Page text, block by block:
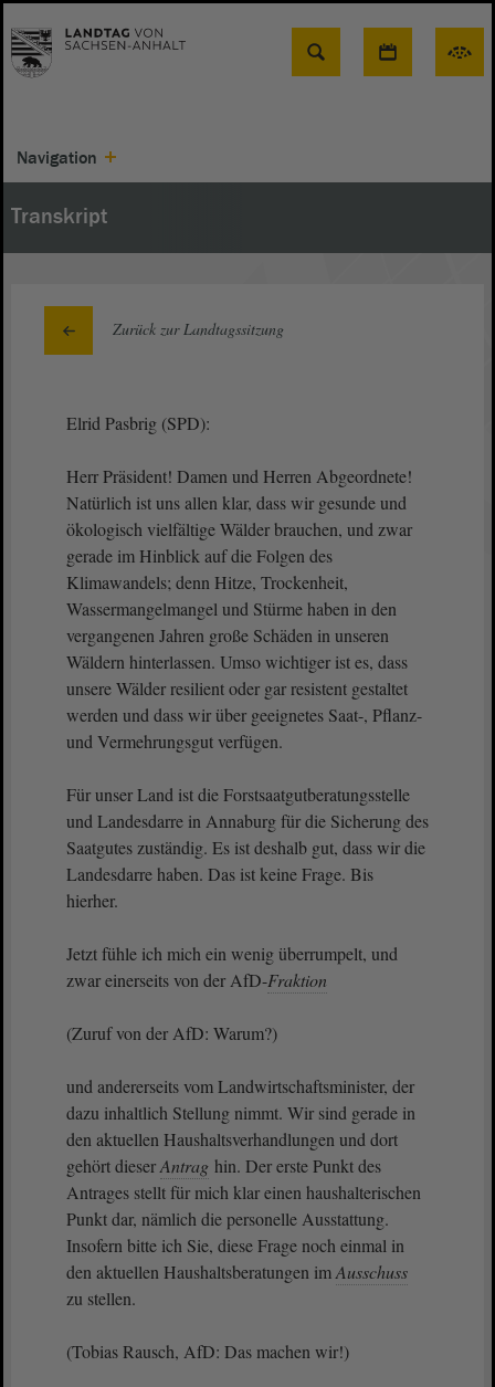
Suche
Navigation
Transkript
Zurück zur Landtagssitzung
Elrid Pasbrig (SPD):
Herr Präsident! Damen und Herren Abgeordnete!
Natürlich ist uns allen klar, dass wir gesunde und
ökologisch vielfältige Wälder brauchen, und zwar
gerade im Hinblick auf die Folgen des
Klimawandels; denn Hitze, Trockenheit,
Wassermangelmangel und Stürme haben in den
vergangenen Jahren große Schäden in unseren
Wäldern hinterlassen. Umso wichtiger ist es, dass
unsere Wälder resilient oder gar resistent gestaltet
werden und dass wir über geeignetes Saat-, Pflanz-
und Vermehrungsgut verfügen.
Für unser Land ist die Forstsaatgutberatungsstelle
und Landesdarre in Annaburg für die Sicherung des
Saatgutes zuständig. Es ist deshalb gut, dass wir die
Landesdarre haben. Das ist keine Frage. Bis
hierher.
Jetzt fühle ich mich ein wenig überrumpelt, und
zwar einerseits von der AfD-Fraktion
(Zuruf von der AfD: Warum?)
und andererseits vom Landwirtschaftsminister, der
dazu inhaltlich Stellung nimmt. Wir sind gerade in
den aktuellen Haushaltsverhandlungen und dort
gehört dieserAntrag hin. Der erste Punkt des
Antrages stellt für mich klar einen haushalterischen
Punkt dar, nämlich die personelle Ausstattung.
Insofern bitte ich Sie, diese Frage noch einmal in
den aktuellen Haushaltsberatungen imAusschuss
zu stellen.
(Tobias Rausch, AfD: Das machen wir!)